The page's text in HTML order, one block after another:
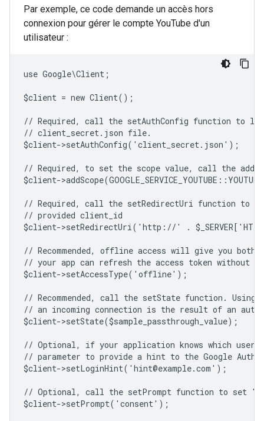
Par exemple, ce code demande un accès hors
connexion pour gérer le compte YouTube d'un
utilisateur :
use Google\Client;
$client = new Client();
// Required, call the setAuthConfig function to
// client_secret.json file.
$client->setAuthConfig('client_secret.json');
// Required, to set the scope value, call the
$client-
// Required, call the setRedirectUri function to
// provided client_id
$client->setRedirectUri('http://' .
// Recommended, offline access will give you both
// your app can refresh the access token without
$client->setAccessType('offline');
// Recommended, call the setState function.
// an incoming connection is the result of an
$client->setState($sample_passthrough_value);
// Optional, if your application knows which
// parameter to provide a hint to the Google
$client->setLoginHint('hint@example.com');
// Optional, call the setPrompt function to set
$client->setPrompt('consent');